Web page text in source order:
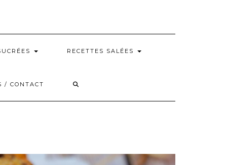
RECETTES SALÉES
/ CONTACT